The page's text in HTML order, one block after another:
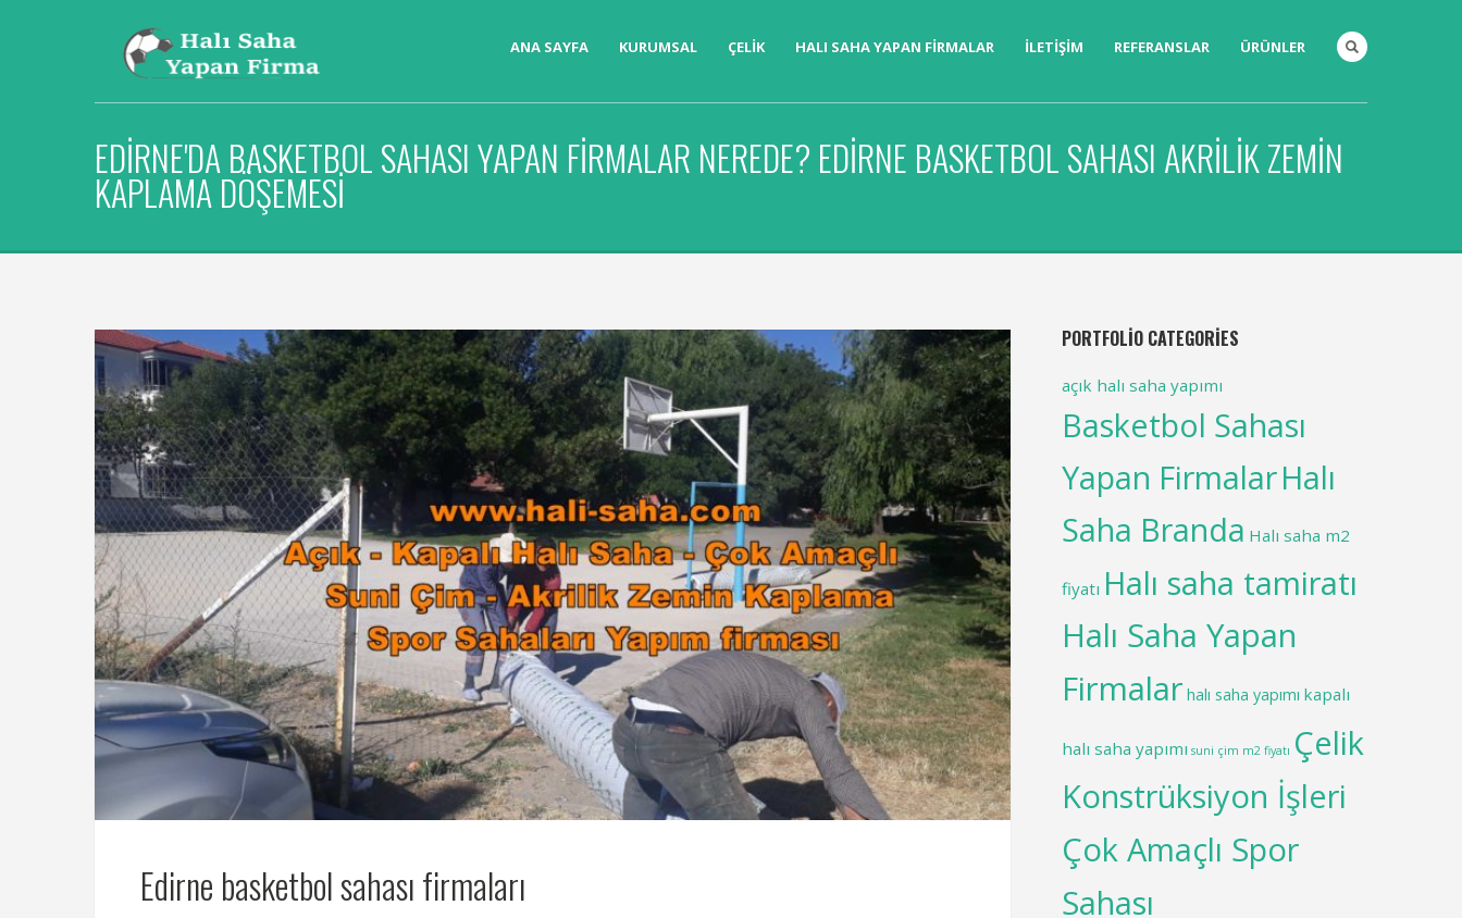
ANA SAYFA KURUMSAL ÇELIK HALI SAHA YAPAN FIRMALAR İLETIŞIM REFERANSLAR ÜRÜNLER
EDIRNE'DA BASKETBOL SAHASI YAPAN FIRMALAR NEREDE? EDIRNE BASKETBOL SAHASI AKRILIK ZEMIN
KAPLAMA DÖŞEMESI
Edirne basketbol sahası firmaları
PORTFOLIO CATEGORIES
açık halı saha yapımı
Basketbol Sahası
Yapan FirmalarHalı
Saha Branda Halı saha m2
fiyatı Halı saha tamiratı
Halı Saha Yapan
Firmalar halı saha yapımı kapalı
halı saha yapımı suni çim m2 fiyatı Çelik
Konstrüksiyon İşleri
Çok Amaçlı Spor
Sahası